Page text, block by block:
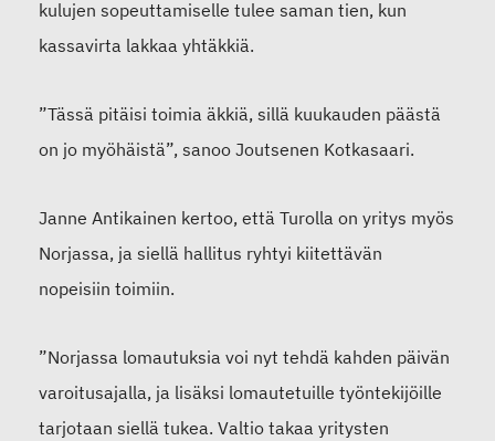
kulujen sopeuttamiselle tulee saman tien, kun
kassavirta lakkaa yhtäkkiä.
”Tässä pitäisi toimia äkkiä, sillä kuukauden päästä
on jo myöhäistä”, sanoo Joutsenen Kotkasaari.
Janne Antikainen kertoo, että Turolla on yritys myös
Norjassa, ja siellä hallitus ryhtyi kiitettävän
nopeisiin toimiin.
”Norjassa lomautuksia voi nyt tehdä kahden päivän
varoitusajalla, ja lisäksi lomautetuille työntekijöille
tarjotaan siellä tukea. Valtio takaa yritysten